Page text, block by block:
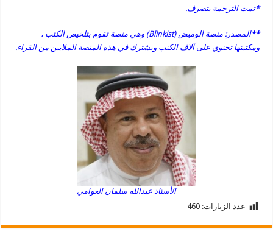
*تمت الترجمة بتصرف.
**
المصدر: منصة الوميض (Blinkist) وهي منصة تقوم بتلخيص الكتب ،
ومكتبتها تحتوي على آلاف الكتب ويشترك في هذه المنصة الملايين من القراء.
الأستاذ عبدالله سلمان العوامي
عدد الزيارات: 460